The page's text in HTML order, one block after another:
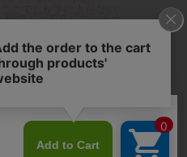
幅広くご用意しています。
商品を取り揃え、
などメディア着用商品、
介するコンテンツ、
独自のポイント還元
スをご提供。
ーや時計、小物などで、
るよう願っています。
円以上のご注文で送料無料◆